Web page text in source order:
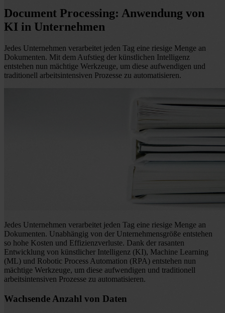
Document Processing: Anwendung von
KI in Unternehmen
Jedes Unternehmen verarbeitet jeden Tag eine riesige Menge an
Dokumenten. Mit dem Aufstieg der künstlichen Intelligenz
entstehen nun mächtige Werkzeuge, um diese aufwendigen und
traditionell arbeitsintensiven Prozesse zu automatisieren.
Jedes Unternehmen verarbeitet jeden Tag eine riesige Menge an
Dokumenten. Unabhängig von der Unternehmensgröße entstehen
so hohe Kosten und Effizienzverluste. Dank der rasanten
Entwicklung von künstlicher Intelligenz (KI), Machine Learning
(ML) und Robotic Process Automation (RPA) entstehen nun
mächtige Werkzeuge, um diese aufwendigen und traditionell
arbeitsintensiven Prozesse zu automatisieren.
Wachsende Anzahl von Daten